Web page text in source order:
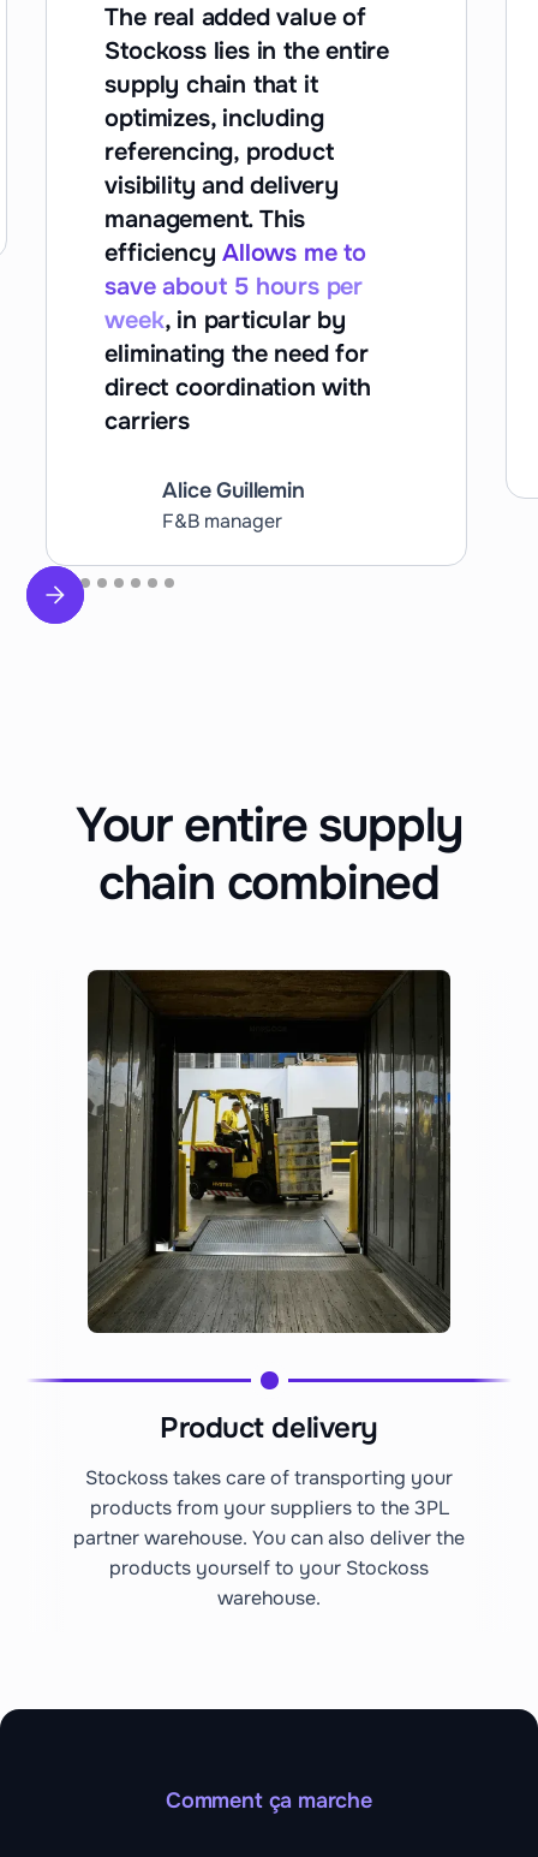
The real added value of
Stockoss lies in the entire
supply chain that it
optimizes, including
referencing, product
visibility and delivery
management. This
efficiencyAllows me to
save about 5 hours per
week, in particular by
eliminating the need for
direct coordination with
carriers
Alice Guillemin
F&B manager
Slide 2 of 9.
Your entire supply
chain combined
Product delivery
Stockoss takes care of transporting your
products from your suppliers to the 3PL
partner warehouse. You can also deliver the
products yourself to your Stockoss
warehouse.
Comment ça marche